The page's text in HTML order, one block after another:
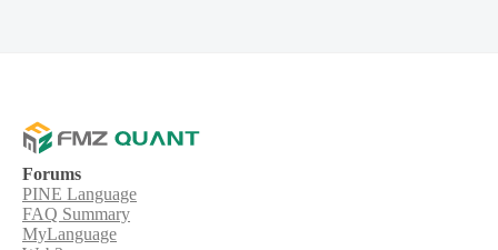
Forums
PINE Language
FAQ Summary
MyLanguage